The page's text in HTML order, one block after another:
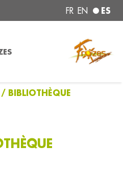
FR EN ES
/ BIBLIOTHÈQUE